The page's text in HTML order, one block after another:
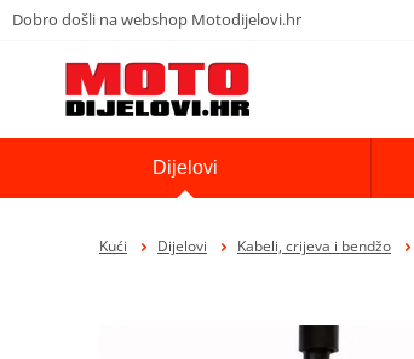
Dobro došli na webshop Motodijelovi.hr
Dijelovi
Kući Dijelovi Kabeli, crijeva i bendžo